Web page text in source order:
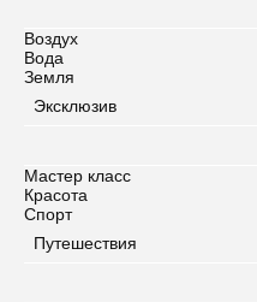
Воздух
Вода
Земля
Эксклюзив
Мастер класс
Красота
Спорт
Путешествия